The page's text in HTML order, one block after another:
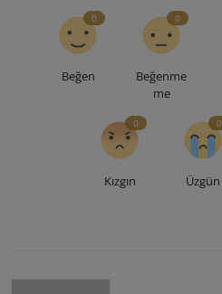
Beğen
0
Beğenme
me
0
Kızgın
0
Üzgün
0